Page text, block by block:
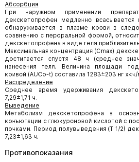
Абсорбция
При наружном применении
декскетопрофен медленно всасывается
обнаруживается в плазме крови в
сравнению с пероральной формой,
декскетопрофена в виде геля
Максимальная концентрация (Сmах)
достигается спустя 48 ч (среднее
нанесения геля. Величина площади
кривой (AUCo-t) составила 1283±203 нг х<ч/
Распределение
Среднее время удерживания
7,29±1,71 ч.
Выведение
Метаболизм декскетопрофена в
конъюгации с глюкуроновой кислотой с
почками. Период полувыведения (Т 1/2)
7,23±1,63 ч.
Противопоказания